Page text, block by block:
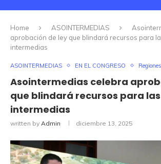
Home ASOINTERMEDIAS
aprobación de ley que blindará recursos para
intermedias
ASOINTERMEDIAS EN EL CONGRESO Regiones
Asointermedias celebra
que blindará recursos para
intermedias
written by Admin diciembre 13, 2025